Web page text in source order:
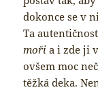
dokonce se v
Ta
moři a i zde ji
ovšem moc
těžká deka.